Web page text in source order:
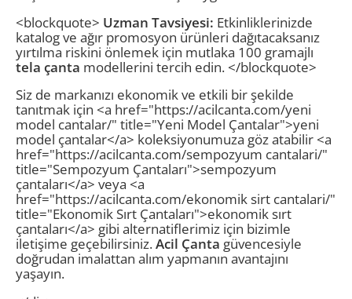
<blockquote> Uzman Tavsiyesi: Etkinliklerinizde
katalog ve ağır promosyon ürünleri dağıtacaksanız
yırtılma riskini önlemek için mutlaka 100 gramajlı
tela çanta modellerini tercih edin. </blockquote>
Siz de markanızı ekonomik ve etkili bir şekilde
tanıtmak için <a href="https://acilcanta.com/yeni
model cantalar/" title="Yeni Model Çantalar">yeni
model çantalar</a> koleksiyonumuza göz atabilir <a
href="https://acilcanta.com/sempozyum cantalari/"
title="Sempozyum Çantaları">sempozyum
çantaları</a> veya <a
href="https://acilcanta.com/ekonomik sirt cantalari/"
title="Ekonomik Sırt Çantaları">ekonomik sırt
çantaları</a> gibi alternatiflerimiz için bizimle
iletişime geçebilirsiniz.Acil Çanta güvencesiyle
doğrudan imalattan alım yapmanın avantajını
yaşayın.